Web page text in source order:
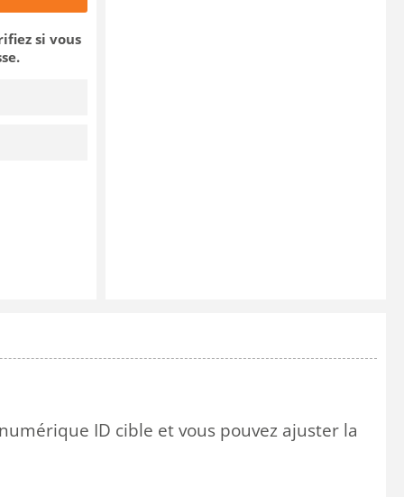
si vous
ID cible et vous pouvez ajuster la